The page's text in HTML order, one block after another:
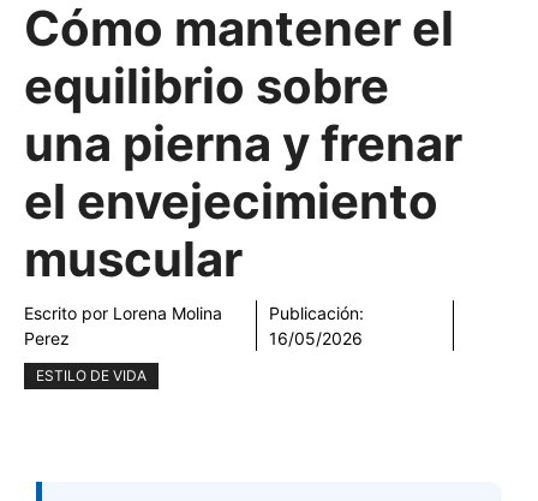
Cómo mantener el
equilibrio sobre
una pierna y frenar
el envejecimiento
muscular
Escrito por Lorena Molina
Perez
Publicación:
16/05/2026
ESTILO DE VIDA